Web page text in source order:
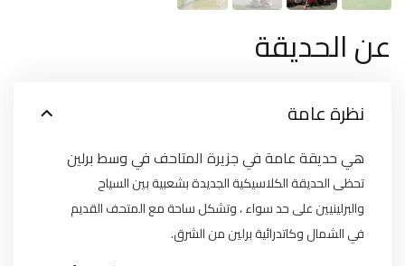
عن الحديقة
نظرة عامة
هي حديقة عامة في جزيرة المتاحف في وسط برلين
تحظى الحديقة الكلاسيكية الجديدة بشعبية بين السياح
والبرلينيين على حد سواء ، وتشكل ساحة مع المتحف القديم
في الشمال وكاتدرائية برلين من الشرق.